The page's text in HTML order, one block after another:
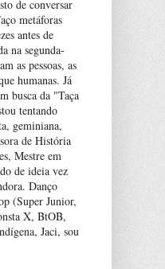
de conversar
metáforas
antes de
na segunda-
as pessoas, as
humanas. Já
busca da "Taça
tentando
geminiana,
de História
Mestre em
de ideia vez
Danço
(Super Junior,
X, BtOB,
Jaci, sou